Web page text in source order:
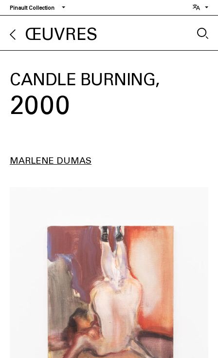
Aller
au
contenu
principal
Pinault Collection
ŒUVRES
CANDLE BURNING
2000
MARLENE DUMAS